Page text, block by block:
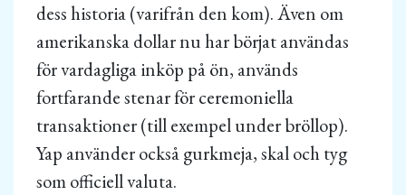
dess historia (varifrån den kom). Även om
amerikanska dollar nu har börjat användas
för vardagliga inköp på ön, används
fortfarande stenar för ceremoniella
transaktioner (till exempel under bröllop).
Yap använder också gurkmeja, skal och tyg
som officiell valuta.